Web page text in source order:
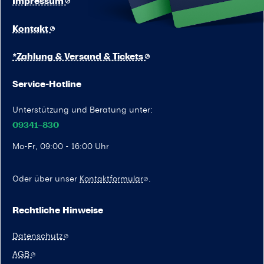
Geschmackserlebnis wurde GUUBII
entwickelt. Hier wird der prickelnde
Riesling mit einem Kräuter-Rotweinessig
namens RUBYcube verfeinert. Eine
Kombination der Superlative, die einfach
begeistert. Ohne Zugabe von
Geschmacksverstärker und künstliche
Aromen. Er kann auf Eis mit einer
frischen Zitronen- oder Orangenzeste
spritzige Alternative zu Wein und Sekt.
Cocktails ein unbeschwerter
vollmundiger Wein mit einer fruchtigen
für alle, die auf der Suche nach einem
Service-Hotline
Unterstützung und Beratung unter:
09341–830
Mo-Fr, 09:00 - 16:00 Uhr
Oder über unser Kontaktformular .
Kontakt
*Zahlung & Versand & Tickets
Rechtliche Hinweise
Datenschutz
AGB